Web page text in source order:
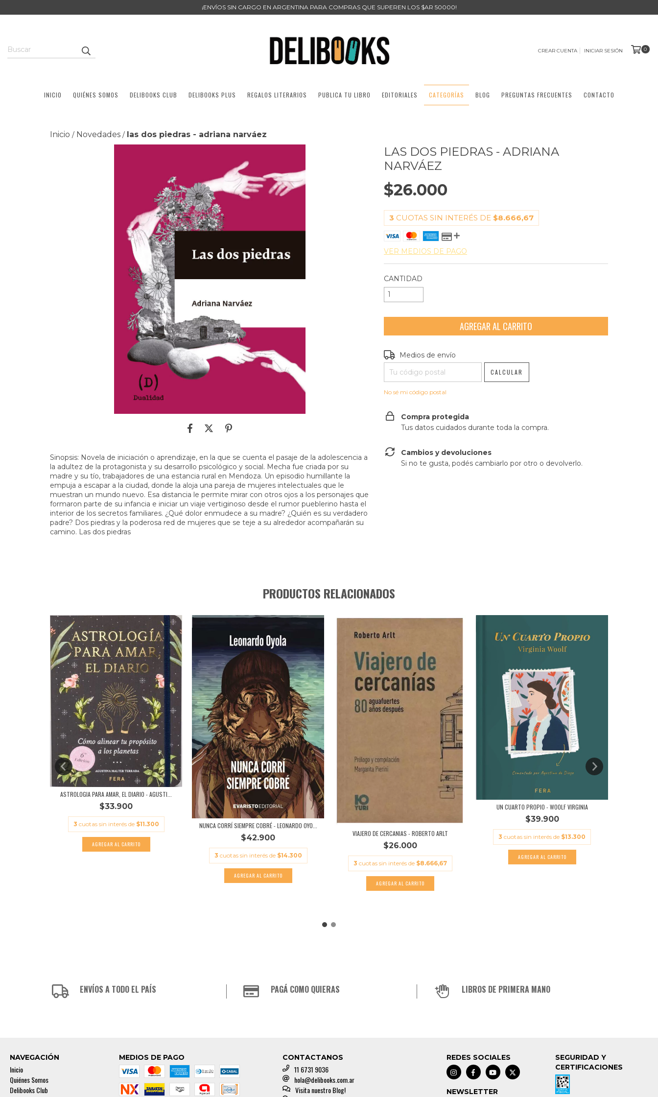
¡ENVÍOS SIN CARGO EN ARGENTINA PARA COMPRAS QUE SUPEREN LOS $AR 50000!
CREAR CUENTA INICIAR SESIÓN 0
INICIO QUIÉNES SOMOS DELIBOOKS CLUB DELIBOOKS PLUS REGALOS LITERARIOS PUBLICA TU LIBRO EDITORIALES CATEGORÍAS BLOG PREGUNTAS FRECUENTES CONTACTO
Inicio / Novedades / las dos piedras - adriana narváez
Sinopsis: Novela de iniciación o aprendizaje, en la que se cuenta el pasaje de la adolescencia a
la adultez de la protagonista y su desarrollo psicológico y social. Mecha fue criada por su
madre y su tío, trabajadores de una estancia rural en Mendoza. Un episodio humillante la
empuja a escapar a la ciudad, donde la aloja una pareja de mujeres intelectuales que le
muestran un mundo nuevo. Esa distancia le permite mirar con otros ojos a los personajes que
formaron parte de su infancia e iniciar un viaje vertiginoso desde el rumor pueblerino hasta el
interior de los secretos familiares. ¿Qué dolor enmudece a su madre? ¿Quién es su verdadero
padre? Dos piedras y la poderosa red de mujeres que se teje a su alrededor acompañarán su
camino. Las dos piedras
LAS DOS PIEDRAS - ADRIANA
NARVÁEZ
$26.000
3 CUOTAS SIN INTERÉS DE $8.666,67
VER MEDIOS DE PAGO
CANTIDAD
Entregas para el CP:
Medios de envío
CALCULAR
No sé mi código postal
Compra protegida
Tus datos cuidados durante toda la compra.
Cambios y devoluciones
Si no te gusta, podés cambiarlo por otro o devolverlo.
PRODUCTOS RELACIONADOS
ASTROLOGIA PARA AMAR, EL DIARIO - AGUSTI...
$33.900
3 cuotas sin interés de $11.300 NUNCA CORRÍ SIEMPRE COBRÉ - LEONARDO OYO...
$42.900
3 cuotas sin interés de $14.300
VIAJERO DE CERCANIAS - ROBERTO ARLT
$26.000
3 cuotas sin interés de $8.666,67
UN CUARTO PROPIO - WOOLF VIRGINIA
$39.900
3 cuotas sin interés de $13.300
ENVÍOS A TODO EL PAÍS PAGÁ COMO QUIERAS LIBROS DE PRIMERA MANO
NAVEGACIÓN
Inicio
Quiénes Somos
Delibooks Club
MEDIOS DE PAGO CONTACTANOS
11 6731 9036
hola@delibooks.com.ar
Visita nuestro Blog!
REDES SOCIALES
NEWSLETTER
SEGURIDAD Y
CERTIFICACIONES